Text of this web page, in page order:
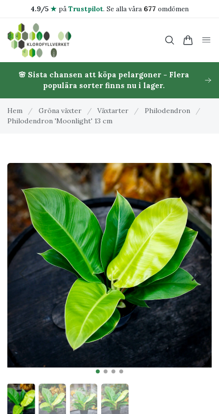
4.9/5 ★på Trustpilot. Se alla våra 677 omdömen
🌸 Sista chansen att köpa pelargoner - Flera
populära sorter finns nu i lager.
Hem / Gröna växter / Växtarter / Philodendron
/
Philodendron 'Moonlight' 13 cm